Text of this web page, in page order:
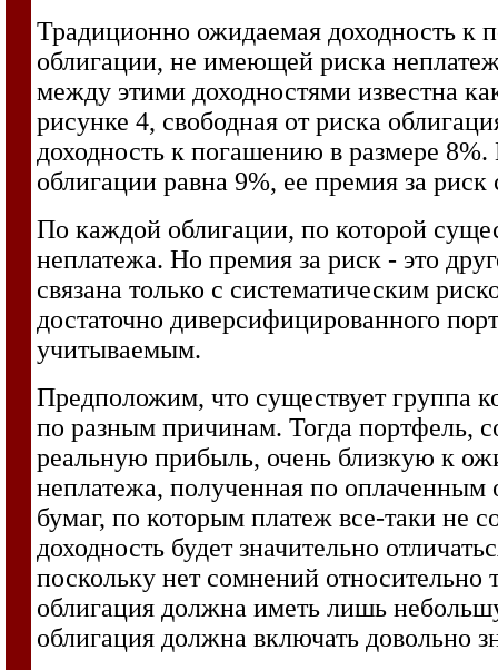
Традиционно ожидаемая доходность к
облигации, не имеющей риска
между этими доходностями известна
рисунке 4, свободная от риска
доходность к погашению в размере
облигации равна 9%, ее премия за риск
По каждой облигации, по которой
неплатежа. Но премия за риск - это
связана только с систематическим
достаточно диверсифицированного
учитываемым.
Предположим, что существует группа
по разным причинам. Тогда портфель,
реальную прибыль, очень близкую к
неплатежа, полученная по оплаченным
бумаг, по которым платеж все-таки не
доходность будет значительно
поскольку нет сомнений относительно
облигация должна иметь лишь
облигация должна включать довольно